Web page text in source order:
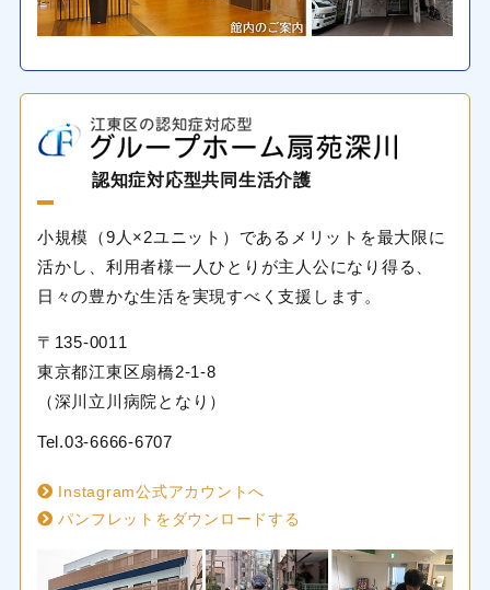
認知症対応型共同生活介護
小規模（9人×2ユニット）であるメリットを最大限に
活かし、利用者様一人ひとりが主人公になり得る、
日々の豊かな生活を実現すべく支援します。
〒135-0011
東京都江東区扇橋2-1-8
（深川立川病院となり）
Tel.03-6666-6707
Instagram公式アカウントへ
パンフレットをダウンロードする